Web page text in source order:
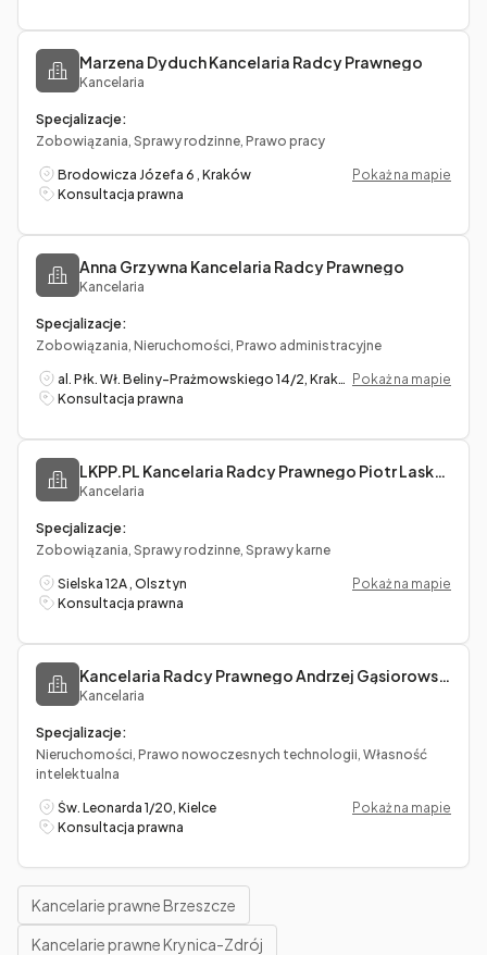
Marzena Dyduch Kancelaria Radcy Prawnego
Kancelaria
Specjalizacje:
Zobowiązania, Sprawy rodzinne, Prawo pracy
Brodowicza Józefa 6 , Kraków
Pokaż na mapie
Konsultacja prawna
Anna Grzywna Kancelaria Radcy Prawnego
Kancelaria
Specjalizacje:
Zobowiązania, Nieruchomości, Prawo administracyjne
al. Płk. Wł. Beliny-Prażmowskiego 14/2, Kraków Pokaż na mapie
Konsultacja prawna
Kancelaria
Specjalizacje:
Zobowiązania, Sprawy rodzinne, Sprawy karne
Sielska 12A , Olsztyn
Pokaż na mapie
Konsultacja prawna
Kancelaria
Specjalizacje:
Nieruchomości, Prawo nowoczesnych technologii, Własność
intelektualna
Św. Leonarda 1/20, Kielce
Pokaż na mapie
Konsultacja prawna
Kancelarie prawne Brzeszcze
Kancelarie prawne Krynica-Zdrój